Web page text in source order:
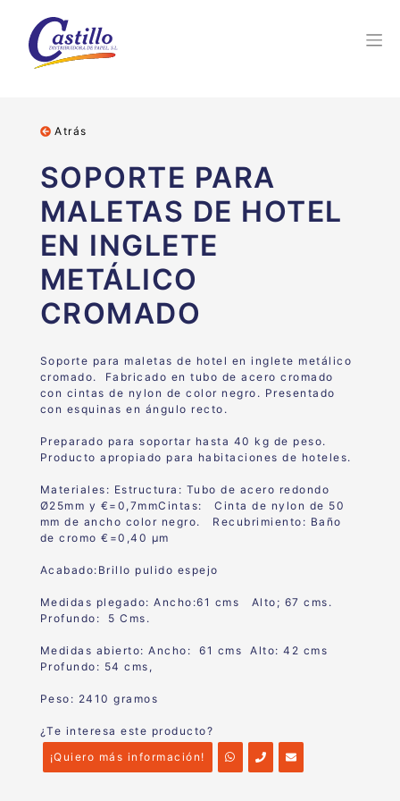
Atrás
SOPORTE PARA
MALETAS DE HOTEL
EN INGLETE
METÁLICO
CROMADO
Soporte para maletas de hotel en inglete metálico
cromado. Fabricado en tubo de acero cromado
con cintas de nylon de color negro. Presentado
con esquinas en ángulo recto.
Preparado para soportar hasta 40 kg de peso.
Producto apropiado para habitaciones de hoteles.
Materiales: Estructura: Tubo de acero redondo
Ø25mm y €=0,7mmCintas: Cinta de nylon de 50
mm de ancho color negro. Recubrimiento: Baño
de cromo €=0,40 μm
Acabado:Brillo pulido espejo
Medidas plegado: Ancho:61 cms Alto; 67 cms.
Profundo: 5 Cms.
Medidas abierto: Ancho: 61 cms Alto: 42 cms
Profundo: 54 cms,
Peso: 2410 gramos
¿Te interesa este producto?
¡Quiero más información!